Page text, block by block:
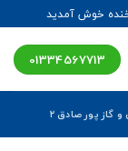
خوش آمدید
01334567713
گاز پور صادق ۲